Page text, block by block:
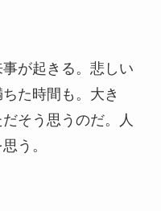
が起きる。悲しい
た時間も。大き
そう思うのだ。人
う。